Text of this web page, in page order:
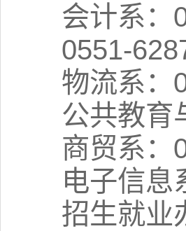
会计系：
0551-
物流系：
公共教育
商贸系：
电子信息
招生就业